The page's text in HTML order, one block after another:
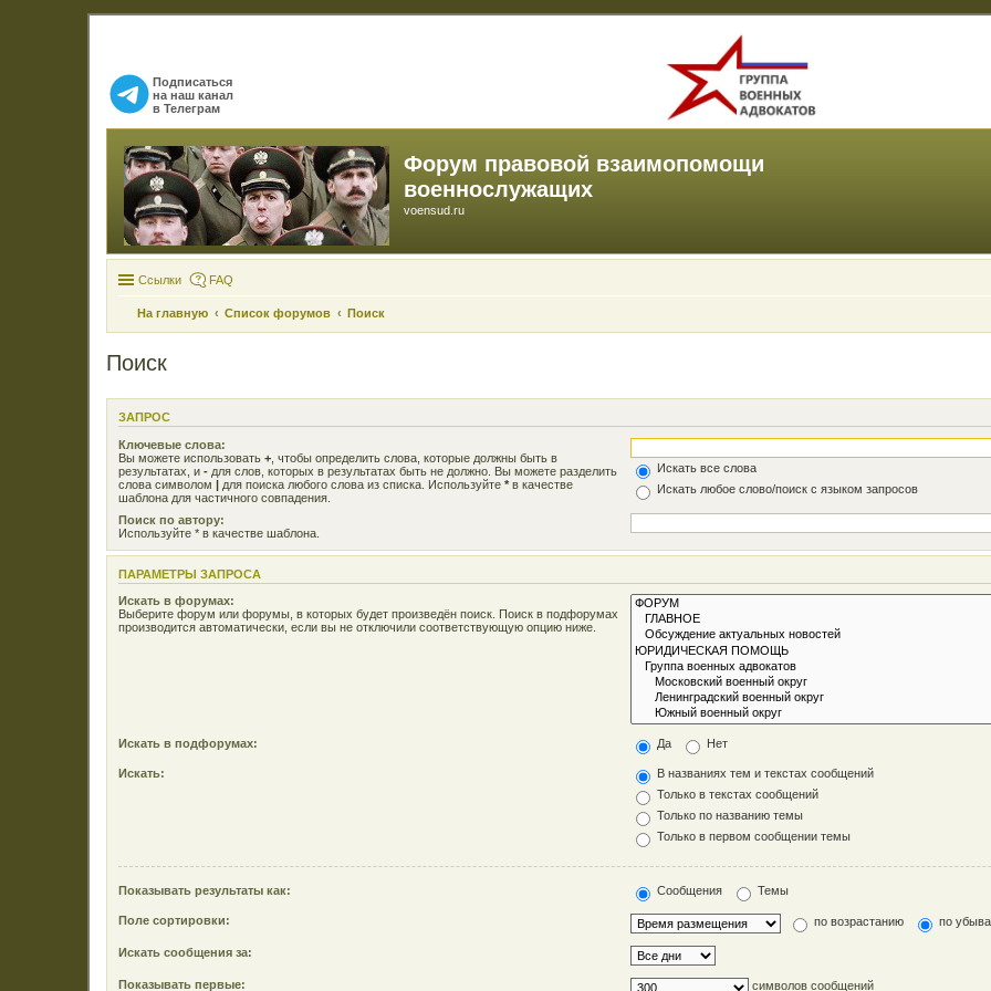
Подписаться
на наш канал
в Телеграм
Форум правовой взаимопомощи
военнослужащих
voensud.ru
Ссылки FAQ
На главную Список форумов Поиск
Поиск
ЗАПРОС
Ключевые слова:
Вы можете использовать + , чтобы определить слова, которые должны быть в
результатах, и - для слов, которых в результатах быть не должно. Вы можете разделить
слова символом | для поиска любого слова из списка. Используйте * в качестве
шаблона для частичного совпадения.
Искать все слова
Искать любое слово/поиск с языком запросов
Поиск по автору:
Используйте * в качестве шаблона.
ПАРАМЕТРЫ ЗАПРОСА
Искать в форумах:
Выберите форум или форумы, в которых будет произведён поиск. Поиск в подфорумах
производится автоматически, если вы не отключили соответствующую опцию ниже.
Искать в подфорумах: Да Нет
Искать:
В названиях тем и текстах сообщений
Только в текстах сообщений
Только по названию темы
Только в первом сообщении темы
Показывать результаты как: Сообщения Темы
Поле сортировки: по возрастанию по
Искать сообщения за:
Показывать первые: символов сообщений